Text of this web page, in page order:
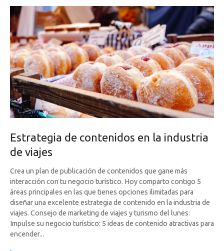
Estrategia de contenidos en la industria
de viajes
Crea un plan de publicación de contenidos que gane más
interacción con tu negocio turístico. Hoy comparto contigo 5
áreas principales en las que tienes opciones ilimitadas para
diseñar una excelente estrategia de contenido en la industria de
viajes. Consejo de marketing de viajes y turismo del lunes:
Impulse su negocio turístico: 5 ideas de contenido atractivas para
encender...